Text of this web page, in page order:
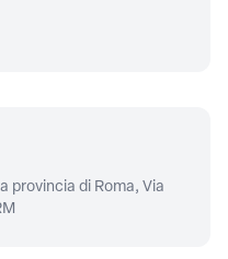
provincia di Roma, Via